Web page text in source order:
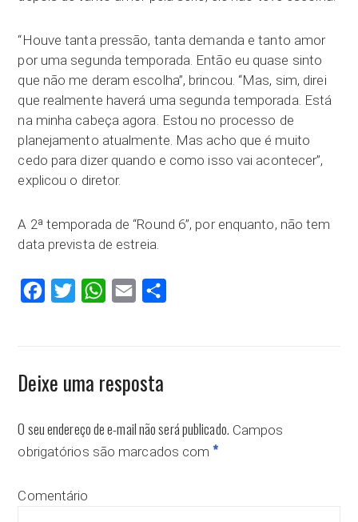
“Houve tanta pressão, tanta demanda e tanto amor
por uma segunda temporada. Então eu quase sinto
que não me deram escolha”, brincou. “Mas, sim, direi
que realmente haverá uma segunda temporada. Está
na minha cabeça agora. Estou no processo de
planejamento atualmente. Mas acho que é muito
cedo para dizer quando e como isso vai acontecer”,
explicou o diretor.
A 2ª temporada de “Round 6”, por enquanto, não tem
data prevista de estreia.
FacebookTwitter WhatsApp
Email
Deixe uma resposta
O seu endereço de e-mail não será publicado. Campos
obrigatórios são marcados com *
Comentário